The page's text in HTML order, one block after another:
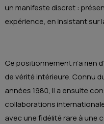
un manifeste discret :
expérience, en insistant sur
Ce positionnement n’a rien
de vérité intérieure. Connu
années 1980, il a ensuite
collaborations
avec une fidélité rare à une